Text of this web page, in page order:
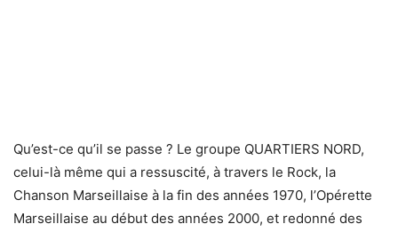
Qu’est-ce qu’il se passe ? Le groupe QUARTIERS NORD,
celui-là même qui a ressuscité, à travers le Rock, la
Chanson Marseillaise à la fin des années 1970, l’Opérette
Marseillaise au début des années 2000, et redonné des